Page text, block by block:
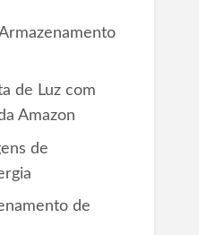
de Luz com
Amazon
de
de